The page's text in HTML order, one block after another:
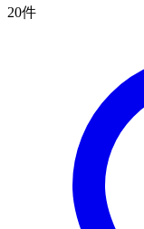
20件